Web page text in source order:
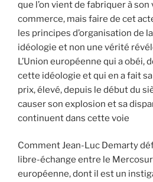
que l’on vient de fabriquer à
commerce, mais faire de cet
les principes d’organisation de
idéologie et non une vérité
L’Union européenne qui a obéi,
cette idéologie et qui en a fait
prix, élevé, depuis le début du
causer son explosion et sa
continuent dans cette voie
Comment Jean-Luc Demarty
libre-échange entre le Mercosur
européenne, dont il est un